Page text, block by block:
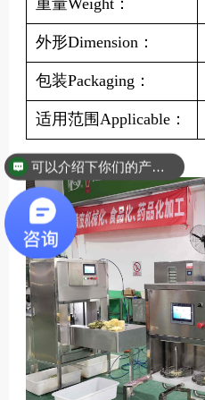
重量Weight：
外形Dimension：
包装Packaging：
适用范围Applicable：
可以介绍下你们的产品么？